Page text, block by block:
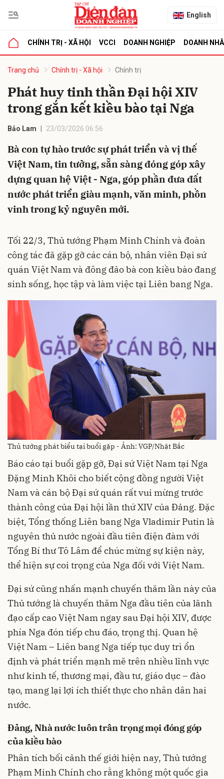
English
CHÍNH TRỊ - XÃ HỘI VCCI DOANH NGHIỆP DOANH
Trang chủ Chính trị - Xã hội Chính trị
Phát huy tinh thần Đại hội XIV
trong gắn kết kiều bào tại Nga
Bảo Lam 23/03/2026 06:56
Bà con tự hào trước sự phát triển và vị thế
Việt Nam, tin tưởng, sẵn sàng đóng góp xây
dựng quan hệ Việt - Nga, góp phần đưa đất
nước phát triển giàu mạnh, văn minh, phồn
vinh trong kỷ nguyên mới.
Tối 22/3, Thủ tướng Phạm Minh Chính và đoàn
công tác đã gặp gỡ các cán bộ, nhân viên Đại sứ
quán Việt Nam và đông đảo bà con kiều bào đang
sinh sống, học tập và làm việc tại Liên bang Nga.
Thủ tướng phát biểu tại buổi gặp - Ảnh: VGP/Nhật Bắc
Báo cáo tại buổi gặp gỡ, Đại sứ Việt Nam tại Nga
Đặng Minh Khôi cho biết cộng đồng người Việt
Nam và cán bộ Đại sứ quán rất vui mừng trước
thành công của Đại hội lần thứ XIV của Đảng. Đặc
biệt, Tổng thống Liên bang Nga Vladimir Putin là
nguyên thủ nước ngoài đầu tiên điện đàm với
Tổng Bí thư Tô Lâm để chúc mừng sự kiện này,
thể hiện sự coi trọng của Nga đối với Việt Nam.
Đại sứ cũng nhấn mạnh chuyến thăm lần này của
Thủ tướng là chuyến thăm Nga đầu tiên của lãnh
đạo cấp cao Việt Nam ngay sau Đại hội XIV, được
phía Nga đón tiếp chu đáo, trọng thị. Quan hệ
Việt Nam – Liên bang Nga tiếp tục duy trì ổn
định và phát triển mạnh mẽ trên nhiều lĩnh vực
như kinh tế, thương mại, đầu tư, giáo dục – đào
tạo, mang lại lợi ích thiết thực cho nhân dân hai
nước.
Đảng, Nhà nước luôn trân trọng mọi đóng góp
của kiều bào
Phân tích bối cảnh thế giới hiện nay, Thủ tướng
Phạm Minh Chính cho rằng không một quốc gia
luận
Hủy